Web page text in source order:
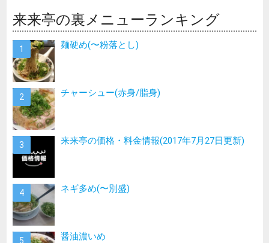
来来亭の裏メニューランキング
麺硬め(〜粉落とし)
チャーシュー(赤身/脂身)
来来亭の価格・料金情報(2017年7月27日更新)
ネギ多め(〜別盛)
醤油濃いめ